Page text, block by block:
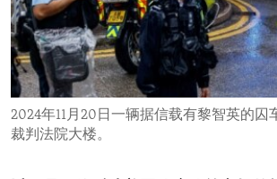
ECONOMY AND TRADE
ENVIRONMENT AND HEALTH
IDEALS AND INSTITUTIONS
2024年11月20日一辆据信载有黎智英的囚
裁判法院大楼。